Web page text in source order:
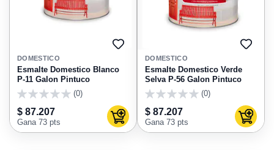
AGREGAR
FAVORITOS
DOMESTICO
Esmalte Domestico Blanco
P-11 Galon Pintuco
(0)
$ 87.207
Gana 73 pts Agregar al carrito
DOMESTICO
Esmalte Domestico Verde
Selva P-56 Galon Pintuco
(0)
$ 87.207
Gana 73 pts